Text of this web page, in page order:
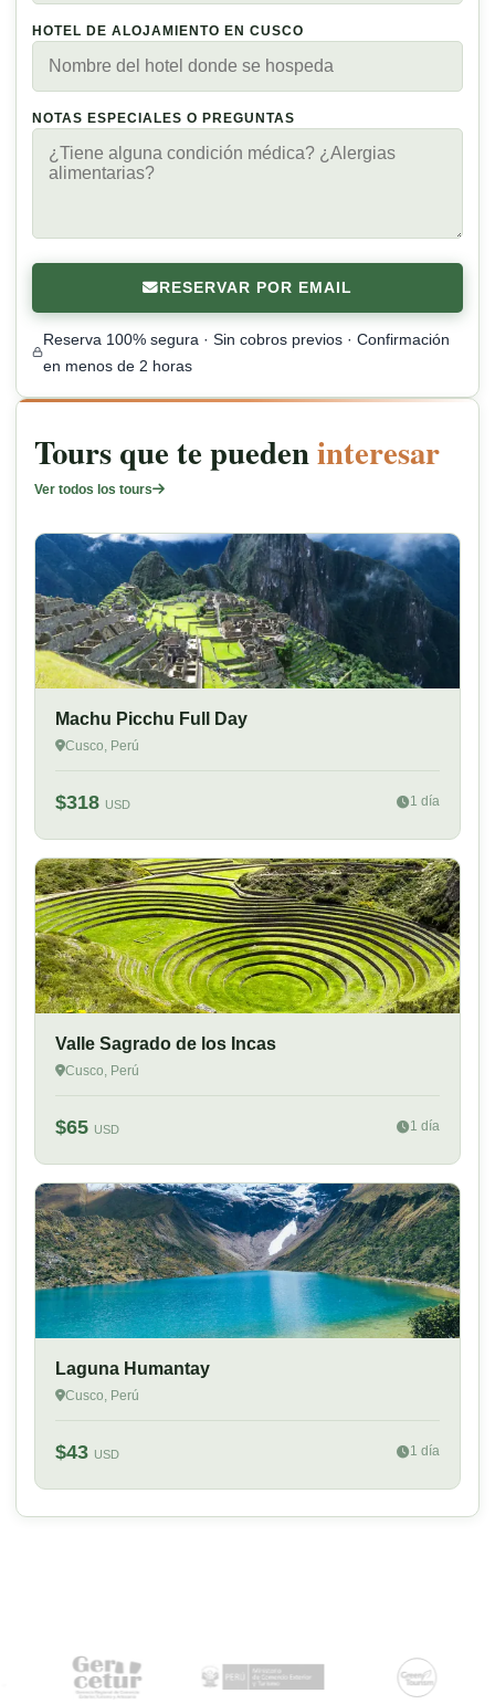
HOTEL DE ALOJAMIENTO EN CUSCO
NOTAS ESPECIALES O PREGUNTAS
RESERVAR POR EMAIL
Reserva 100% segura · Sin cobros previos · Confirmación
en menos de 2 horas
Tours que te puedeninteresar
Ver todos los tours
Machu Picchu Full Day
Cusco, Perú
$318 USD 1 día
Valle Sagrado de los Incas
Cusco, Perú
$65 USD 1 día
Laguna Humantay
Cusco, Perú
$43 USD 1 día